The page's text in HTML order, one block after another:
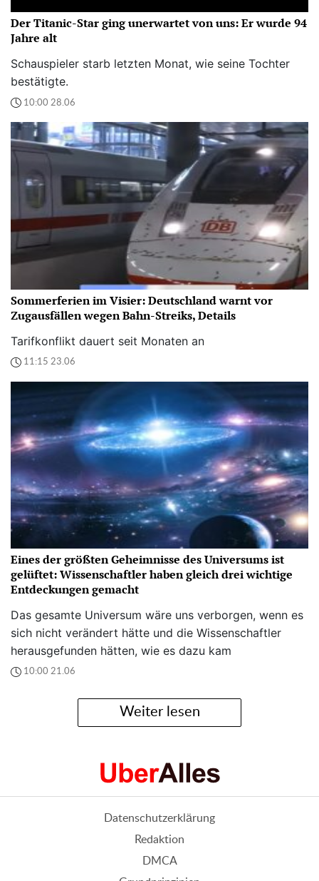
Der Titanic-Star ging unerwartet von uns: Er wurde 94
Jahre alt
Schauspieler starb letzten Monat, wie seine Tochter
bestätigte.
10:00 28.06
Sommerferien im Visier: Deutschland warnt vor
Zugausfällen wegen Bahn-Streiks, Details
Tarifkonflikt dauert seit Monaten an
11:15 23.06
Eines der größten Geheimnisse des Universums ist
gelüftet: Wissenschaftler haben gleich drei wichtige
Entdeckungen gemacht
Das gesamte Universum wäre uns verborgen, wenn es
sich nicht verändert hätte und die Wissenschaftler
herausgefunden hätten, wie es dazu kam
10:00 21.06
Weiter lesen
Datenschutzerklärung
Redaktion
DMCA